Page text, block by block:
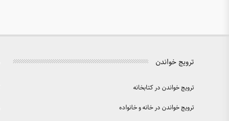
ترویج خواندن
ترویج خواندن در کتابخانه
ترویج خواندن در خانه و خانواده